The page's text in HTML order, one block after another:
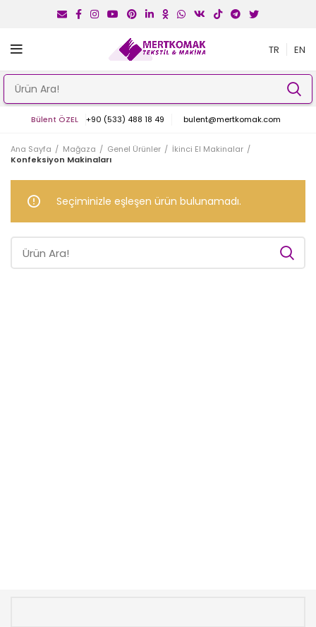
TR EN
Bülent ÖZEL +90 (533) 488 18 49 bulent@mertkomak.com
Ana Sayfa Mağaza Genel Ürünler
İkinci El Makinalar
Konfeksiyon Makinaları
Seçiminizle eşleşen ürün bulunamadı.